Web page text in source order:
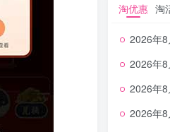
淘优惠 淘
2026年8月7日 今
2026年8月6日 10w
2026年8月5日 淘宝
2026年8月4日 美团1万